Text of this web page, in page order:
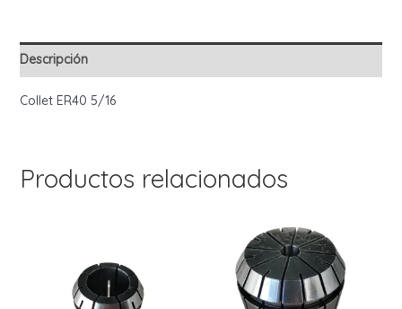
Descripción
Collet ER40 5/16
Productos relacionados